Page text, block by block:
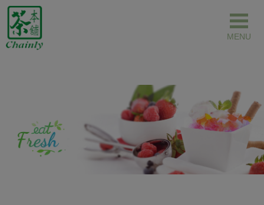
Panneau de gestion des cookies